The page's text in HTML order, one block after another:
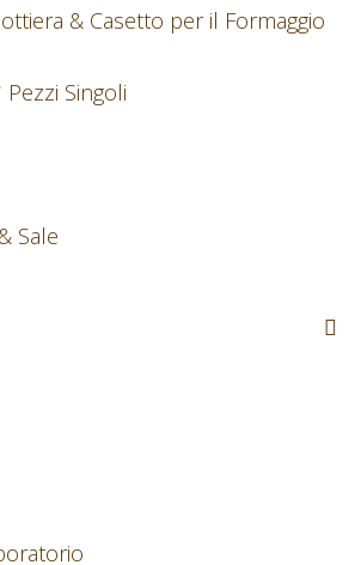
& Casetto per il Formaggio
Singoli
Sale